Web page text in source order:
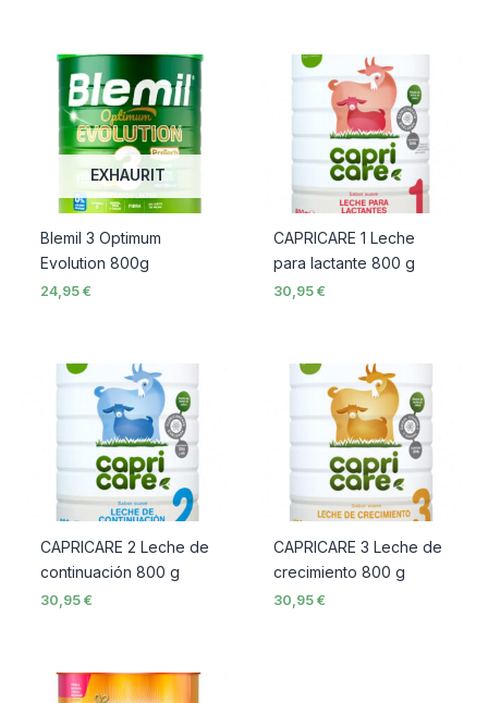
EXHAURIT
Blemil 3 Optimum
Evolution 800g
24,95 €
CAPRICARE 1 Leche
para lactante 800 g
30,95 €
CAPRICARE 2 Leche de
continuación 800 g
30,95 €
CAPRICARE 3 Leche de
crecimiento 800 g
30,95 €